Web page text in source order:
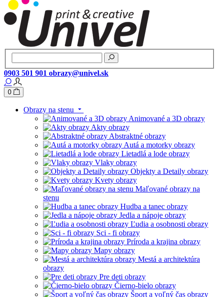
0903 501 901 obrazy@univel.sk
0
Obrazy na stenu
Animované a 3D obrazy
Akty obrazy
Abstraktné obrazy
Autá a motorky obrazy
Lietadlá a lode obrazy
Vlaky obrazy
Objekty a Detaily obrazy
Kvety obrazy
Maľované obrazy na
stenu
Hudba a tanec obrazy
Jedla a nápoje obrazy
Ľudia a osobnosti obrazy
Sci - fi obrazy
Príroda a krajina obrazy
Mapy obrazy
Mestá a architektúra
obrazy
Pre deti obrazy
Čierno-bielo obrazy
Šport a voľný čas obrazy